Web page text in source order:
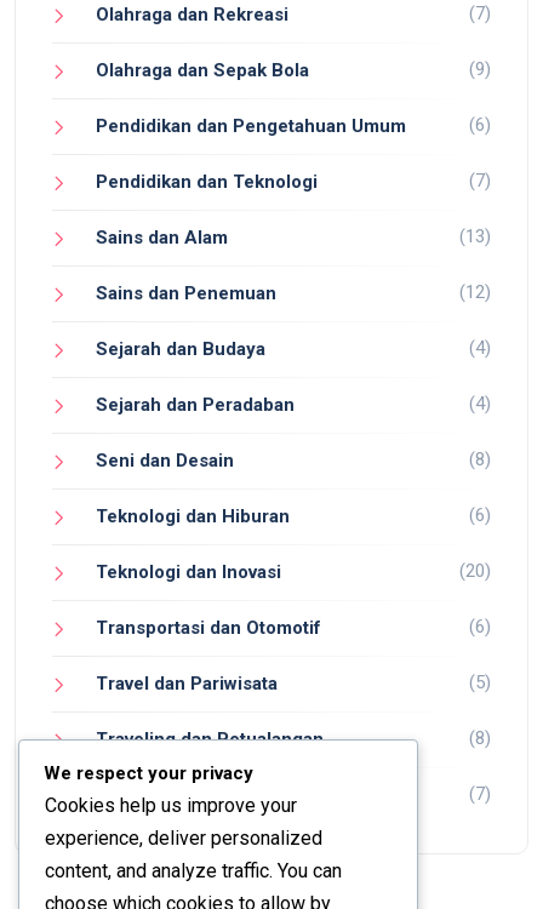
Olahraga dan Rekreasi (7)
Olahraga dan Sepak Bola (9)
Pendidikan dan Pengetahuan Umum (6)
Pendidikan dan Teknologi (7)
Sains dan Alam (13)
Sains dan Penemuan (12)
Sejarah dan Budaya (4)
Sejarah dan Peradaban (4)
Seni dan Desain (8)
Teknologi dan Hiburan (6)
Teknologi dan Inovasi (20)
Transportasi dan Otomotif (6)
Travel dan Pariwisata (5)
Traveling dan Petualangan (8)
Wisata dan Petualangan (7)
We respect your privacy
Cookies help us improve your
experience, deliver personalized
content, and analyze traffic. You can
choose which cookies to allow by